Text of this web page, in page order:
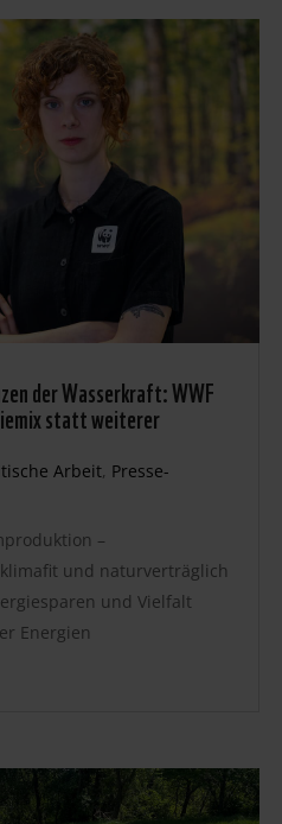
der Wasserkraft: WWF
statt weiterer
Arbeit, Presse-
–
und naturverträglich
und Vielfalt
Energien